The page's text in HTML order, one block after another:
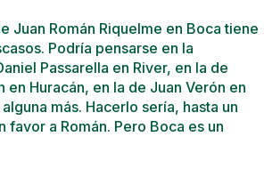
Juan Román Riquelme en Boca tiene
Podría pensarse en la
Passarella en River, en la de
en Huracán, en la de Juan Verón en
más. Hacerlo sería, hasta un
favor a Román. Pero Boca es un